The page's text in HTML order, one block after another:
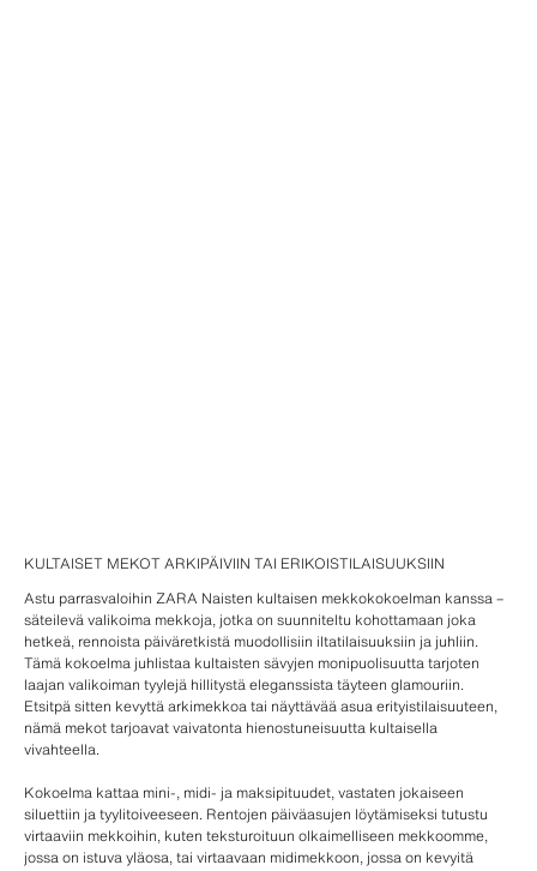
KULTAISET MEKOT ARKIPÄIVIIN TAI ERIKOISTILAISUUKSIIN
Astu parrasvaloihin ZARA Naisten kultaisen mekkokokoelman kanssa –
säteilevä valikoima mekkoja, jotka on suunniteltu kohottamaan joka
hetkeä, rennoista päiväretkistä muodollisiin iltatilaisuuksiin ja juhliin.
Tämä kokoelma juhlistaa kultaisten sävyjen monipuolisuutta tarjoten
laajan valikoiman tyylejä hillitystä eleganssista täyteen glamouriin.
Etsitpä sitten kevyttä arkimekkoa tai näyttävää asua erityistilaisuuteen,
nämä mekot tarjoavat vaivatonta hienostuneisuutta kultaisella
vivahteella.
Kokoelma kattaa mini-, midi- ja maksipituudet, vastaten jokaiseen
siluettiin ja tyylitoiveeseen. Rentojen päiväasujen löytämiseksi tutustu
virtaaviin mekkoihin, kuten teksturoituun olkaimelliseen mekkoomme,
jossa on istuva yläosa, tai virtaavaan midimekkoon, jossa on kevyitä